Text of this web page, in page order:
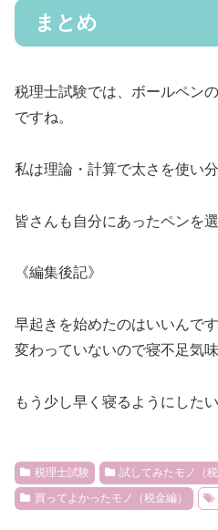
まとめ
税理士試験では、ボールペン
ですね。
私は理論・計算で太さを使い
皆さんも自分にあったペンを
《編集後記》
早起きを始めたのはいいんで
変わっていないので寝不足気味
もう少し早く寝るようにしたい
税理士試験
試してみたモノ（税
買ってよかったモノ（税金編）